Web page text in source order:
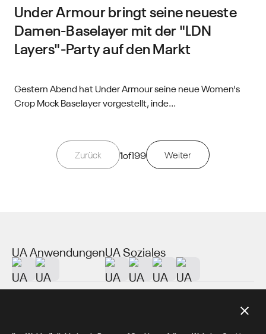
Under Armour bringt seine neueste
Damen-Baselayer mit der "LDN
Layers"-Party auf den Markt
Gestern Abend hat Under Armour seine neue Women's
Crop Mock Baselayer vorgestellt, inde...
Zurück 1of199 Weiter
UA AnwendungenUA Soziales